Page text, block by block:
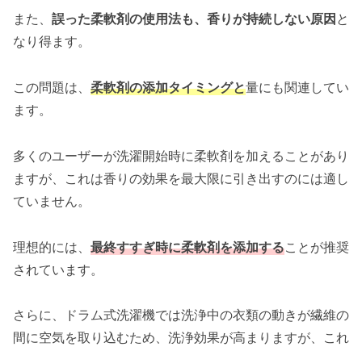
また、 誤った柔軟剤の使用法も、香りが持続しない原因 と
なり得ます。
この問題は、 柔軟剤の添加タイミングと量にも関連してい
ます。
多くのユーザーが洗濯開始時に柔軟剤を加えることがあり
ますが、これは香りの効果を最大限に引き出すのには適し
ていません。
理想的には、 最終すすぎ時に柔軟剤を添加することが推奨
されています。
さらに、ドラム式洗濯機では洗浄中の衣類の動きが繊維の
間に空気を取り込むため、洗浄効果が高まりますが、これ